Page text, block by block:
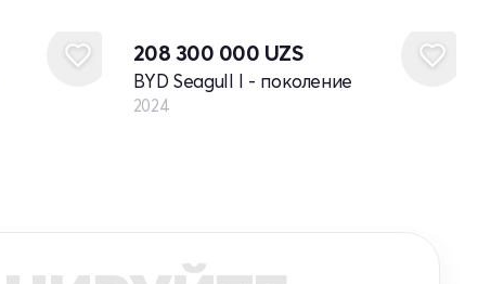
208 300 000 UZS
BYD Seagull I - поколение
2024